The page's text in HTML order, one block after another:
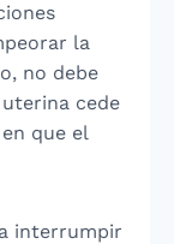
la
no debe
cede
que el
interrumpir